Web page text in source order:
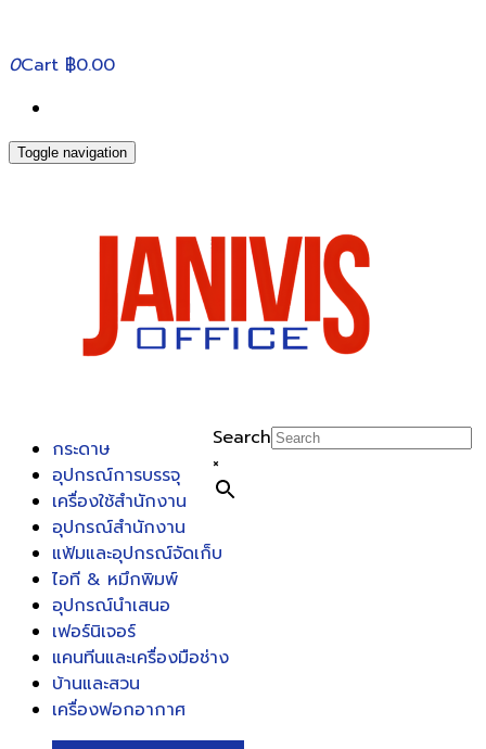
0Cart ฿0.00
Toggle navigation
Search
×
กระดาษ
อุปกรณ์การบรรจุ
เครื่องใช้สำนักงาน
อุปกรณ์สำนักงาน
แฟ้มและอุปกรณ์จัดเก็บ
ไอที & หมึกพิมพ์
อุปกรณ์นำเสนอ
เฟอร์นิเจอร์
แคนทีนและเครื่องมือช่าง
บ้านและสวน
เครื่องฟอกอากาศ